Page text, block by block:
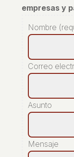
empresas y
Nombre
Correo
Asunto
Mensaje